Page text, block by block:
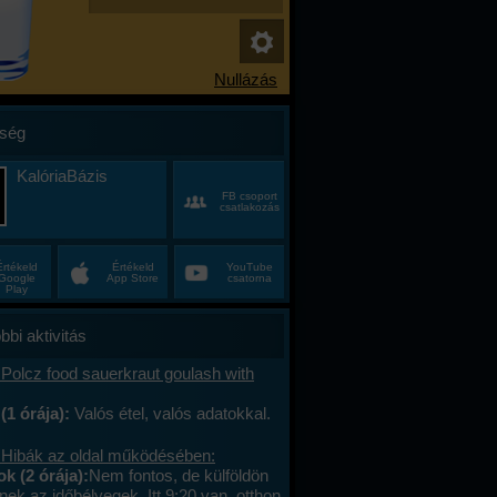
KalóriaBázis
FB csoport
csatlakozás
Play
Értékeld
App Store
YouTube
csatorna
aktivitás
food sauerkraut goulash with
órája): Valós étel, valós adatokkal.
az oldal működésében:
(2 órája):Nem fontos, de külföldön